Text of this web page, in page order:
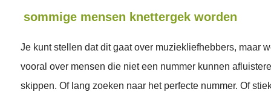
sommige mensen knettergek worden
Je kunt stellen dat dit gaat over muziekliefhebbers, maar
vooral over mensen die niet een nummer kunnen
skippen. Of lang zoeken naar het perfecte nummer. Of